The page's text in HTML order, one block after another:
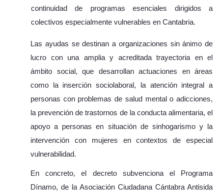
continuidad de programas esenciales dirigidos a
colectivos especialmente vulnerables en Cantabria.
Las ayudas se destinan a organizaciones sin ánimo de
lucro con una amplia y acreditada trayectoria en el
ámbito social, que desarrollan actuaciones en áreas
como la inserción sociolaboral, la atención integral a
personas con problemas de salud mental o adicciones,
la prevención de trastornos de la conducta alimentaria, el
apoyo a personas en situación de sinhogarismo y la
intervención con mujeres en contextos de especial
vulnerabilidad.
En concreto, el decreto subvenciona el Programa
Dínamo, de la Asociación Ciudadana Cántabra Antisida